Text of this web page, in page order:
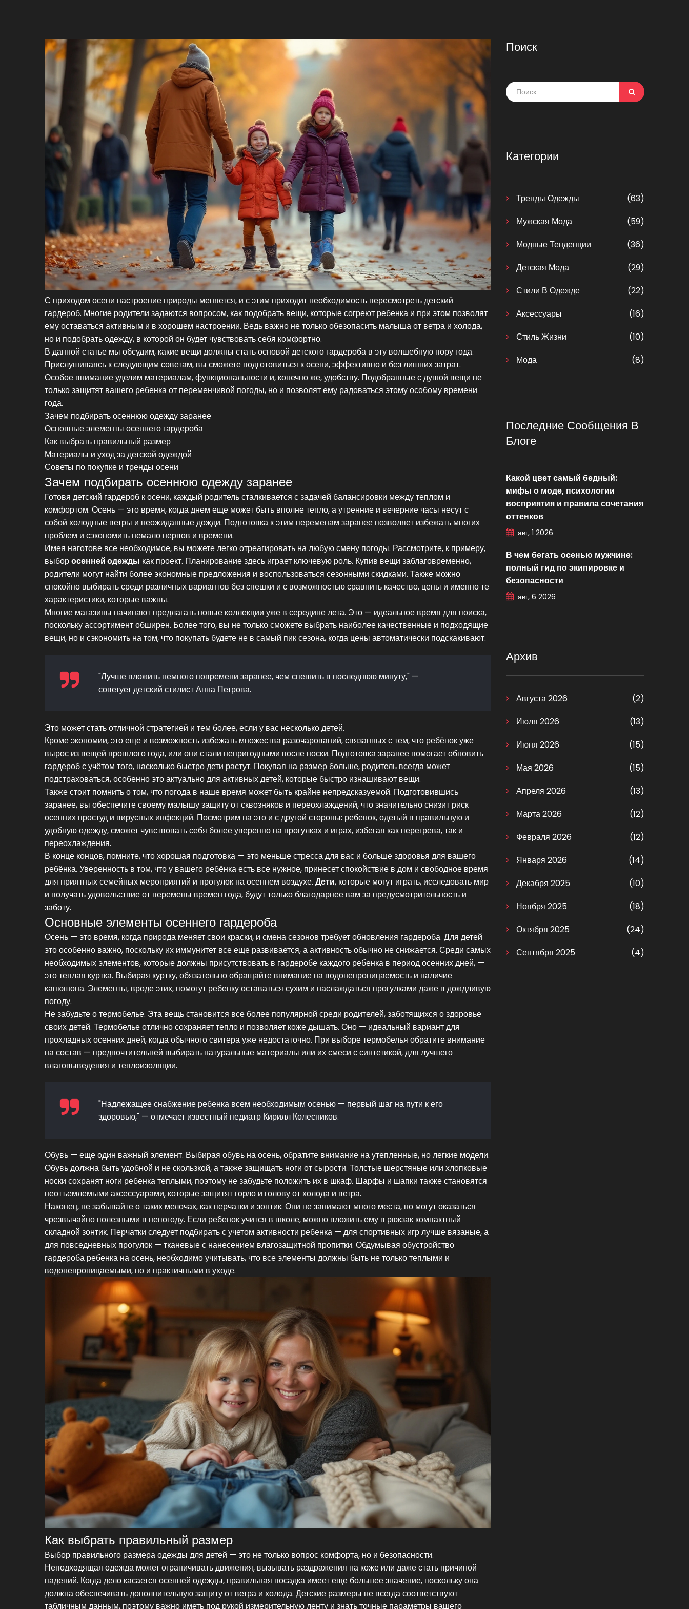
С приходом осени настроение природы меняется, и с этим приходит необходимость пересмотреть детский
гардероб. Многие родители задаются вопросом, как подобрать вещи, которые согреют ребенка и при этом позволят
ему оставаться активным и в хорошем настроении. Ведь важно не только обезопасить малыша от ветра и холода,
но и подобрать одежду, в которой он будет чувствовать себя комфортно.
В данной статье мы обсудим, какие вещи должны стать основой детского гардероба в эту волшебную пору года.
Прислушиваясь к следующим советам, вы сможете подготовиться к осени, эффективно и без лишних затрат.
Особое внимание уделим материалам, функциональности и, конечно же, удобству. Подобранные с душой вещи не
только защитят вашего ребенка от переменчивой погоды, но и позволят ему радоваться этому особому времени
года.
Зачем подбирать осеннюю одежду заранее
Основные элементы осеннего гардероба
Как выбрать правильный размер
Материалы и уход за детской одеждой
Советы по покупке и тренды осени
Зачем подбирать осеннюю одежду заранее
Готовя детский гардероб к осени, каждый родитель сталкивается с задачей балансировки между теплом и
комфортом. Осень — это время, когда днем еще может быть вполне тепло, а утренние и вечерние часы несут с
собой холодные ветры и неожиданные дожди. Подготовка к этим переменам заранее позволяет избежать многих
проблем и сэкономить немало нервов и времени.
Имея наготове все необходимое, вы можете легко отреагировать на любую смену погоды. Рассмотрите, к примеру,
выборосенней одежды как проект. Планирование здесь играет ключевую роль. Купив вещи заблаговременно,
родители могут найти более экономные предложения и воспользоваться сезонными скидками. Также можно
спокойно выбирать среди различных вариантов без спешки и с возможностью сравнить качество, цены и именно те
характеристики, которые важны.
Многие магазины начинают предлагать новые коллекции уже в середине лета. Это — идеальное время для поиска,
поскольку ассортимент обширен. Более того, вы не только сможете выбрать наиболее качественные и подходящие
вещи, но и сэкономить на том, что покупать будете не в самый пик сезона, когда цены автоматически подскакивают.
"Лучше вложить немного повремени заранее, чем спешить в последнюю минуту," —
советует детский стилист Анна Петрова.
Это может стать отличной стратегией и тем более, если у вас несколько детей.
Кроме экономии, это еще и возможность избежать множества разочарований, связанных с тем, что ребёнок уже
вырос из вещей прошлого года, или они стали непригодными после носки. Подготовка заранее помогает обновить
гардероб с учётом того, насколько быстро дети растут. Покупая на размер больше, родитель всегда может
подстраховаться, особенно это актуально для активных детей, которые быстро изнашивают вещи.
Также стоит помнить о том, что погода в наше время может быть крайне непредсказуемой. Подготовившись
заранее, вы обеспечите своему малышу защиту от сквозняков и переохлаждений, что значительно снизит риск
осенних простуд и вирусных инфекций. Посмотрим на это и с другой стороны: ребенок, одетый в правильную и
удобную одежду, сможет чувствовать себя более уверенно на прогулках и играх, избегая как перегрева, так и
переохлаждения.
В конце концов, помните, что хорошая подготовка — это меньше стресса для вас и больше здоровья для вашего
ребёнка. Уверенность в том, что у вашего ребёнка есть все нужное, принесет спокойствие в дом и свободное время
для приятных семейных мероприятий и прогулок на осеннем воздухе. Дети, которые могут играть, исследовать мир
и получать удовольствие от перемены времен года, будут только благодарнее вам за предусмотрительность и
заботу.
Основные элементы осеннего гардероба
Осень — это время, когда природа меняет свои краски, и смена сезонов требует обновления гардероба. Для детей
это особенно важно, поскольку их иммунитет все еще развивается, а активность обычно не снижается. Среди самых
необходимых элементов, которые должны присутствовать в гардеробе каждого ребенка в период осенних дней, —
это теплая куртка. Выбирая куртку, обязательно обращайте внимание на водонепроницаемость и наличие
капюшона. Элементы, вроде этих, помогут ребенку оставаться сухим и наслаждаться прогулками даже в дождливую
погоду.
Не забудьте о термобелье. Эта вещь становится все более популярной среди родителей, заботящихся о здоровье
своих детей. Термобелье отлично сохраняет тепло и позволяет коже дышать. Оно — идеальный вариант для
прохладных осенних дней, когда обычного свитера уже недостаточно. При выборе термобелья обратите внимание
на состав — предпочтительней выбирать натуральные материалы или их смеси с синтетикой, для лучшего
влаговыведения и теплоизоляции.
"Надлежащее снабжение ребенка всем необходимым осенью — первый шаг на пути к его
здоровью," — отмечает известный педиатр Кирилл Колесников.
Обувь — еще один важный элемент. Выбирая обувь на осень, обратите внимание на утепленные, но легкие модели.
Обувь должна быть удобной и не скользкой, а также защищать ноги от сырости. Толстые шерстяные или хлопковые
носки сохранят ноги ребенка теплыми, поэтому не забудьте положить их в шкаф. Шарфы и шапки также становятся
неотъемлемыми аксессуарами, которые защитят горло и голову от холода и ветра.
Наконец, не забывайте о таких мелочах, как перчатки и зонтик. Они не занимают много места, но могут оказаться
чрезвычайно полезными в непогоду. Если ребенок учится в школе, можно вложить ему в рюкзак компактный
складной зонтик. Перчатки следует подбирать с учетом активности ребенка — для спортивных игр лучше вязаные, а
для повседневных прогулок — тканевые с нанесением влагозащитной пропитки. Обдумывая обустройство
гардероба ребенка на осень, необходимо учитывать, что все элементы должны быть не только теплыми и
водонепроницаемыми, но и практичными в уходе.
Как выбрать правильный размер
Выбор правильного размера одежды для детей — это не только вопрос комфорта, но и безопасности.
Неподходящая одежда может ограничивать движения, вызывать раздражения на коже или даже стать причиной
падений. Когда дело касается осенней одежды, правильная посадка имеет еще большее значение, поскольку она
должна обеспечивать дополнительную защиту от ветра и холода. Детские размеры не всегда соответствуют
табличным данным, поэтому важно иметь под рукой измерительную ленту и знать точные параметры вашего
Поиск
Категории
Тренды Одежды
(63)
Мужская Мода
(59)
Модные Тенденции
(36)
Детская Мода
(29)
Стили В Одежде
(22)
Аксессуары
(16)
Стиль Жизни
(10)
Мода
(8)
Последние Сообщения В
Блоге
Какой цвет самый бедный:
мифы о моде, психологии
восприятия и правила сочетания
оттенков
авг, 1 2026
В чем бегать осенью мужчине:
полный гид по экипировке и
безопасности
авг, 6 2026
Архив
Августа 2026
(2)
Июля 2026
(13)
Июня 2026
(15)
Мая 2026
(15)
Апреля 2026
(13)
Марта 2026
(12)
Февраля 2026
(12)
Января 2026
(14)
Декабря 2025
(10)
Ноября 2025
(18)
Октября 2025
(24)
Сентября 2025
(4)